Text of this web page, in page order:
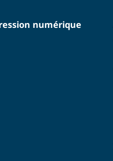
numérique